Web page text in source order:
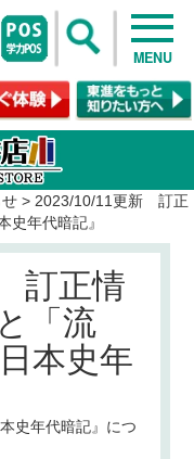
MENU
> 2023/10/11更新 訂正
年代暗記』
訂正情
「流
本史年
史年代暗記』 につ